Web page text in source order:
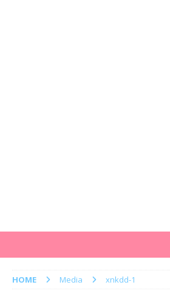
HOME Media xnkdd-1